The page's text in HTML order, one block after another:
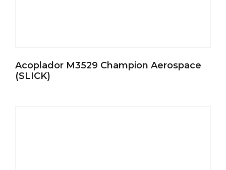
Acoplador M3529 Champion Aerospace
(SLICK)